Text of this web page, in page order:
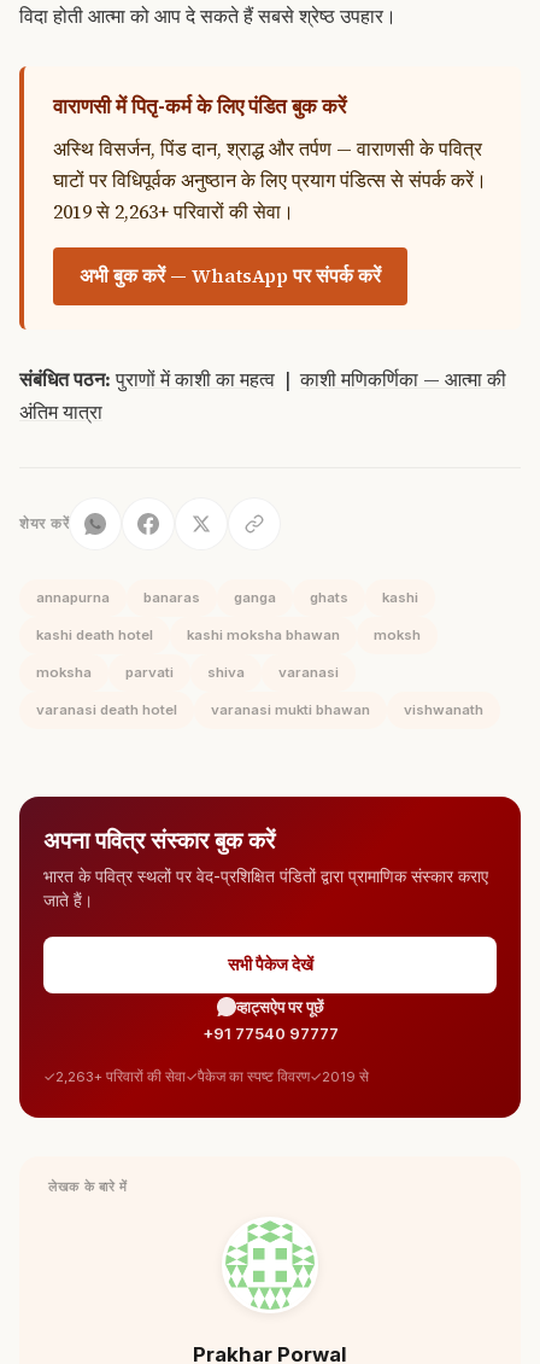
विदा होती आत्मा को आप दे सकते हैं सबसे श्रेष्ठ उपहार।
वाराणसी में पितृ-कर्म के लिए पंडित बुक करें
अस्थि विसर्जन, पिंड दान, श्राद्ध और तर्पण — वाराणसी के पवित्र
घाटों पर विधिपूर्वक अनुष्ठान के लिए प्रयाग पंडित्स से संपर्क करें।
2019 से 2,263+ परिवारों की सेवा।
अभी बुक करें — WhatsApp पर संपर्क करें
संबंधित पठन: पुराणों में काशी का महत्व |काशी मणिकर्णिका — आत्मा की
अंतिम यात्रा
शेयर करें
annapurna banaras ganga ghats kashi
kashi death hotel kashi moksha bhawan moksh
moksha parvati shiva varanasi
varanasi death hotel varanasi mukti bhawan vishwanath
अपना पवित्र संस्कार बुक करें
भारत के पवित्र स्थलों पर वेद-प्रशिक्षित पंडितों द्वारा प्रामाणिक संस्कार कराए
जाते हैं।
सभी पैकेज देखें
व्हाट्सऐप पर पूछें
+91 77540 97777
2,263+ परिवारों की सेवा पैकेज का स्पष्ट विवरण 2019 से
लेखक के बारे में
Prakhar Porwal